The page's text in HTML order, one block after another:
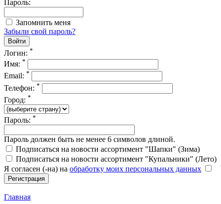
Пароль:
Запомнить меня
Забыли свой пароль?
Логин: *
Имя: *
Email: *
Телефон: *
Город: *
Пароль: *
Пароль должен быть не менее 6 символов длиной.
Подписаться на новости ассортимент "Шапки" (Зима)
Подписаться на новости ассортимент "Купальники" (Лето)
Я согласен (-на) на обработку моих персональных данных
Главная